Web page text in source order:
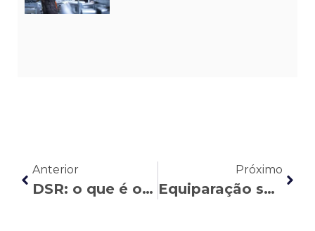
Anterior
DSR: o que é o Descanso Semanal Remunerado e como ele impacta nas verbas trabalhistas
Próximo
Equiparação salarial: quem tem esse direito?